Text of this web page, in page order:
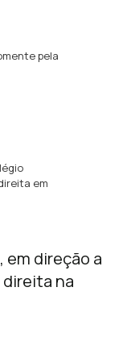
pela
em
em direção a
direita na